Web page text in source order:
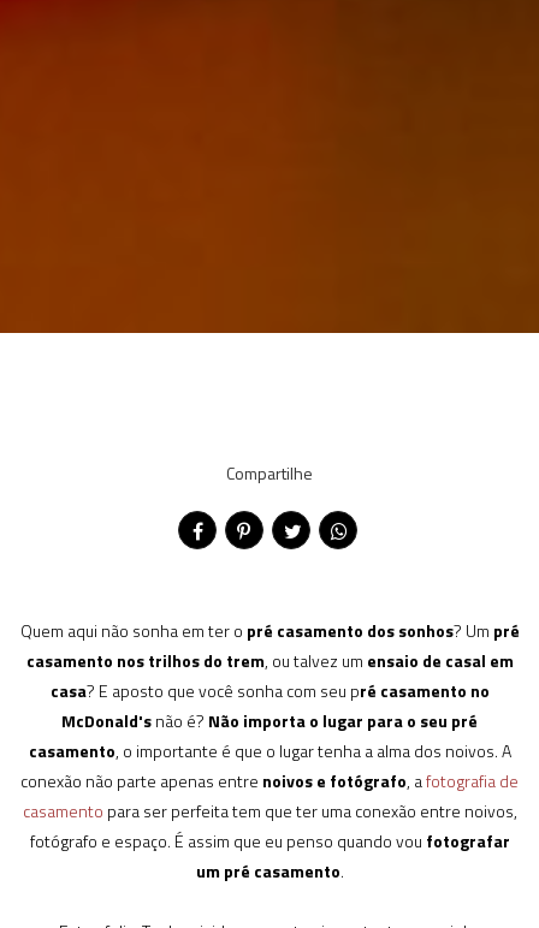
Compartilhe
Quem aqui não sonha em ter o pré casamento dos sonhos? Um pré
casamento nos trilhos do trem, ou talvez um ensaio de casal em
casa? E aposto que você sonha com seu pré casamento no
McDonald'snão é? Não importa o lugar para o seu pré
casamento, o importante é que o lugar tenha a alma dos noivos. A
conexão não parte apenas entre noivos e fotógrafo, afotografia de
casamento para ser perfeita tem que ter uma conexão entre noivos,
fotógrafo e espaço. É assim que eu penso quando vou fotografar
um pré casamento.